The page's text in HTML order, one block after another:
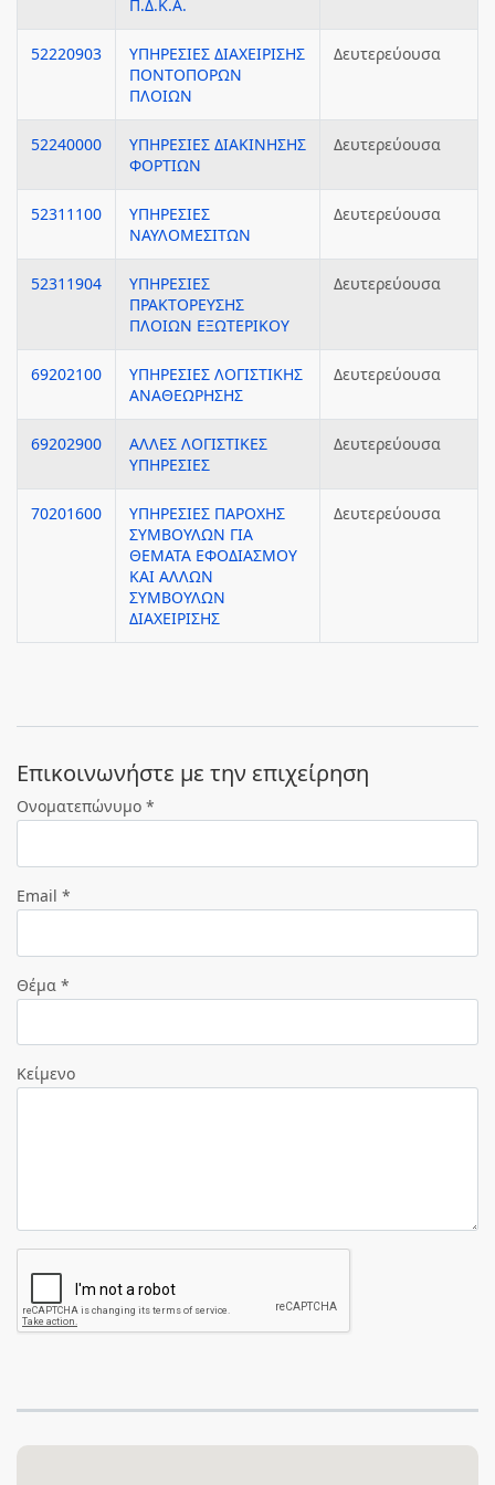
Π.Δ.Κ.Α.
52220903
ΥΠΗΡΕΣΙΕΣ ΔΙΑΧΕΙΡΙΣΗΣ
ΠΟΝΤΟΠΟΡΩΝ
ΠΛΟΙΩΝ
Δευτερεύουσα
52240000
ΥΠΗΡΕΣΙΕΣ ΔΙΑΚΙΝΗΣΗΣ
ΦΟΡΤΙΩΝ
Δευτερεύουσα
52311100
ΥΠΗΡΕΣΙΕΣ
ΝΑΥΛΟΜΕΣΙΤΩΝ
Δευτερεύουσα
52311904
ΥΠΗΡΕΣΙΕΣ
ΠΡΑΚΤΟΡΕΥΣΗΣ
ΠΛΟΙΩΝ ΕΞΩΤΕΡΙΚΟΥ
Δευτερεύουσα
69202100
ΥΠΗΡΕΣΙΕΣ ΛΟΓΙΣΤΙΚΗΣ
ΑΝΑΘΕΩΡΗΣΗΣ
Δευτερεύουσα
69202900
ΑΛΛΕΣ ΛΟΓΙΣΤΙΚΕΣ
ΥΠΗΡΕΣΙΕΣ
Δευτερεύουσα
70201600
ΥΠΗΡΕΣΙΕΣ ΠΑΡΟΧΗΣ
ΣΥΜΒΟΥΛΩΝ ΓΙΑ
ΘΕΜΑΤΑ ΕΦΟΔΙΑΣΜΟΥ
ΚΑΙ ΑΛΛΩΝ
ΣΥΜΒΟΥΛΩΝ
ΔΙΑΧΕΙΡΙΣΗΣ
Δευτερεύουσα
Eπικοινωνήστε με την επιχείρηση
Ονοματεπώνυμο *
Email *
Θέμα *
Κείμενο